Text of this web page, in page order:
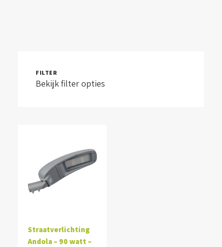
FILTER
Bekijk filter opties
Straatverlichting
Andola – 90 watt –